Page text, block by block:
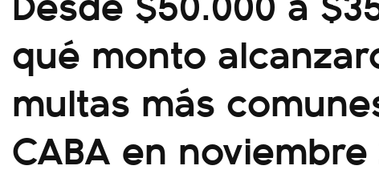
qué monto
multas más
CABA en noviembre